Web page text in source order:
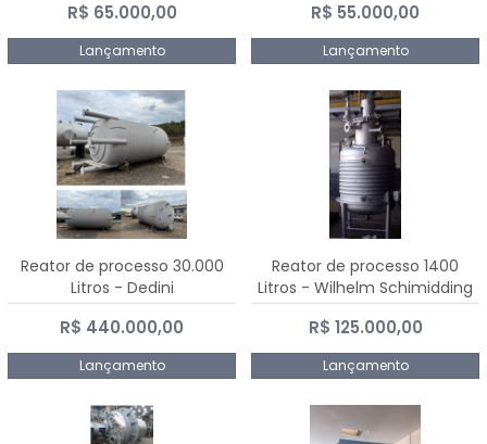
R$ 65.000,00
Lançamento
R$ 55.000,00
Lançamento
Reator de processo 30.000
Litros - Dedini
R$ 440.000,00
Lançamento
Reator de processo 1400
Litros - Wilhelm Schimidding
R$ 125.000,00
Lançamento